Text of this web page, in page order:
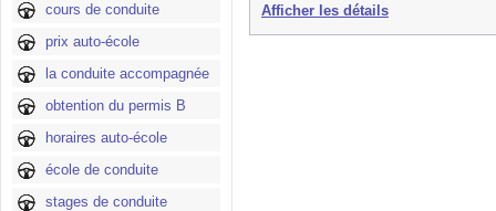
cours de conduite
prix auto-école
la conduite accompagnée
obtention du permis B
horaires auto-école
école de conduite
stages de conduite
Afficher les détails